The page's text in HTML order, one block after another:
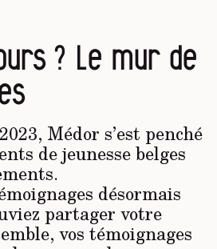
? Le mur de
Médor s’est penché
de jeunesse belges
désormais
partager votre
vos témoignages